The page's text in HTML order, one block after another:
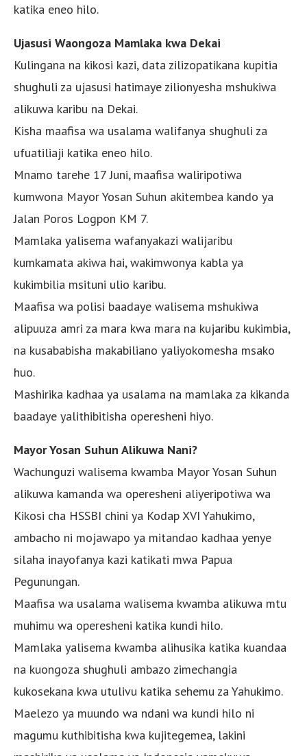
katika eneo hilo.
Ujasusi Waongoza Mamlaka kwa Dekai
Kulingana na kikosi kazi, data zilizopatikana kupitia
shughuli za ujasusi hatimaye zilionyesha mshukiwa
alikuwa karibu na Dekai.
Kisha maafisa wa usalama walifanya shughuli za
ufuatiliaji katika eneo hilo.
Mnamo tarehe 17 Juni, maafisa waliripotiwa
kumwona Mayor Yosan Suhun akitembea kando ya
Jalan Poros Logpon KM 7.
Mamlaka yalisema wafanyakazi walijaribu
kumkamata akiwa hai, wakimwonya kabla ya
kukimbilia msituni ulio karibu.
Maafisa wa polisi baadaye walisema mshukiwa
alipuuza amri za mara kwa mara na kujaribu kukimbia,
na kusababisha makabiliano yaliyokomesha msako
huo.
Mashirika kadhaa ya usalama na mamlaka za kikanda
baadaye yalithibitisha operesheni hiyo.
Mayor Yosan Suhun Alikuwa Nani?
Wachunguzi walisema kwamba Mayor Yosan Suhun
alikuwa kamanda wa operesheni aliyeripotiwa wa
Kikosi cha HSSBI chini ya Kodap XVI Yahukimo,
ambacho ni mojawapo ya mitandao kadhaa yenye
silaha inayofanya kazi katikati mwa Papua
Pegunungan.
Maafisa wa usalama walisema kwamba alikuwa mtu
muhimu wa operesheni katika kundi hilo.
Mamlaka yalisema kwamba alihusika katika kuandaa
na kuongoza shughuli ambazo zimechangia
kukosekana kwa utulivu katika sehemu za Yahukimo.
Maelezo ya muundo wa ndani wa kundi hilo ni
magumu kuthibitisha kwa kujitegemea, lakini